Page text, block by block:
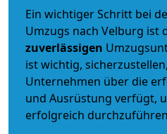
Ein wichtiger Schritt bei
Umzugs nach Velburg ist
zuverlässigen
ist wichtig,
Unternehmen über die
und Ausrüstung verfügt,
erfolgreich